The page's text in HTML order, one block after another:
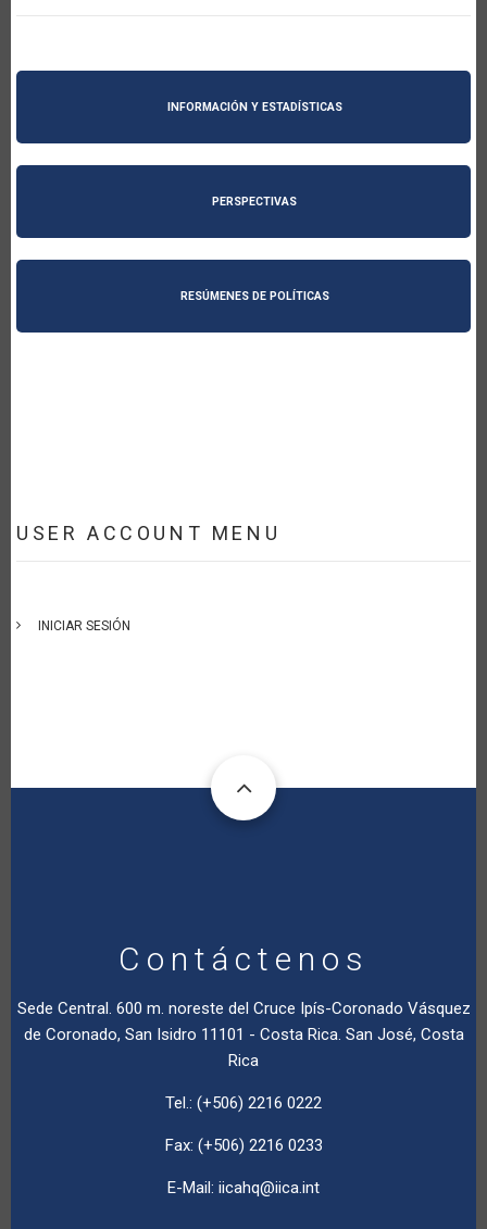
INFORMACIÓN Y ESTADÍSTICAS
PERSPECTIVAS
RESÚMENES DE POLÍTICAS
USER ACCOUNT MENU
INICIAR SESIÓN
Contáctenos
Sede Central. 600 m. noreste del Cruce Ipís-Coronado Vásquez
de Coronado, San Isidro 11101 - Costa Rica. San José, Costa
Rica
Tel.: (+506) 2216 0222
Fax: (+506) 2216 0233
E-Mail: iicahq@iica.int